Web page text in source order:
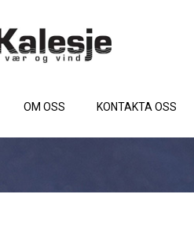
OM OSS KONTAKTA OSS